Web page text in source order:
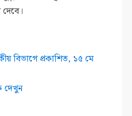
বিভাগে প্রকাশিত, ১৫ মে
দেখুন